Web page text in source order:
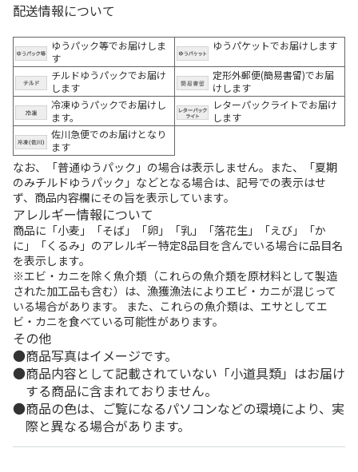
配送情報について
ゆうパック等でお届けしま
す
ゆうパケットでお届けします
チルドゆうパックでお届け
します
定形外郵便(簡易書留)でお届
けします
冷凍ゆうパックでお届けし
ます。
レターパックライトでお届け
します
佐川急便でのお届けとなり
ます
なお、「普通ゆうパック」の場合は表示しません。また、「夏期
のみチルドゆうパック」などとなる場合は、記号での表示はせ
ず、商品内容欄にその旨を表示しています。
アレルギー情報について
商品に「小麦」「そば」「卵」「乳」「落花生」「えび」「か
に」「くるみ」のアレルギー特定8品目を含んでいる場合に品目名
を表示します。
※エビ・カニを除く魚介類（これらの魚介類を原材料として製造
された加工品も含む）は、漁獲漁法によりエビ・カニが混じって
いる場合があります。 また、これらの魚介類は、エサとしてエ
ビ・カニを食べている可能性があります。
その他
商品写真はイメージです。
商品内容として記載されていない「小道具類」はお届け
する商品に含まれておりません。
商品の色は、ご覧になるパソコンなどの環境により、実
際と異なる場合があります。